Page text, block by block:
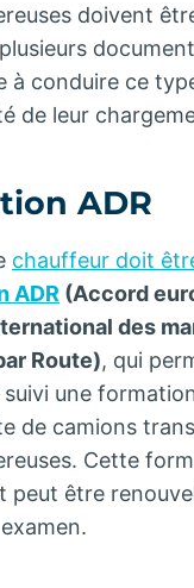
doivent
à conduire ce
de leur
ADR
chauffeur doit
ADR (Accord
des
Route), qui
suivi une
de camions
Cette
peut être